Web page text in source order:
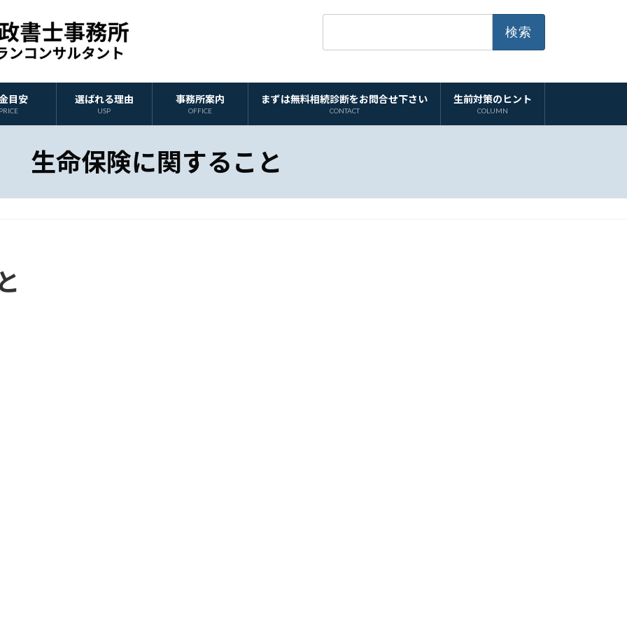
目安
PRICE
選ばれる理由
USP
事務所案内
OFFICE
まずは無料相続診断をお問合せ下さい
CONTACT
生前対策のヒント
COLUMN
生命保険に関すること